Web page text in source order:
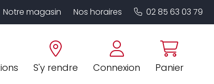
S'y rendre Connexion Panier
Notre magasin Nos horaires 02 85 63 03 79